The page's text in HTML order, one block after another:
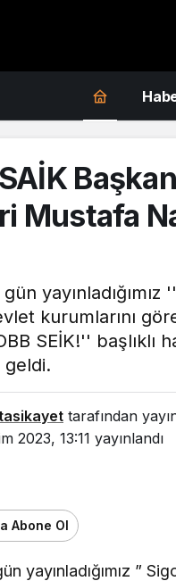
Mustafa
kurumlarını
SEİK!'' başlıklı
tarafından
2023, 13:11 yayınlandı
Abone Ol
yayınladığımız ”